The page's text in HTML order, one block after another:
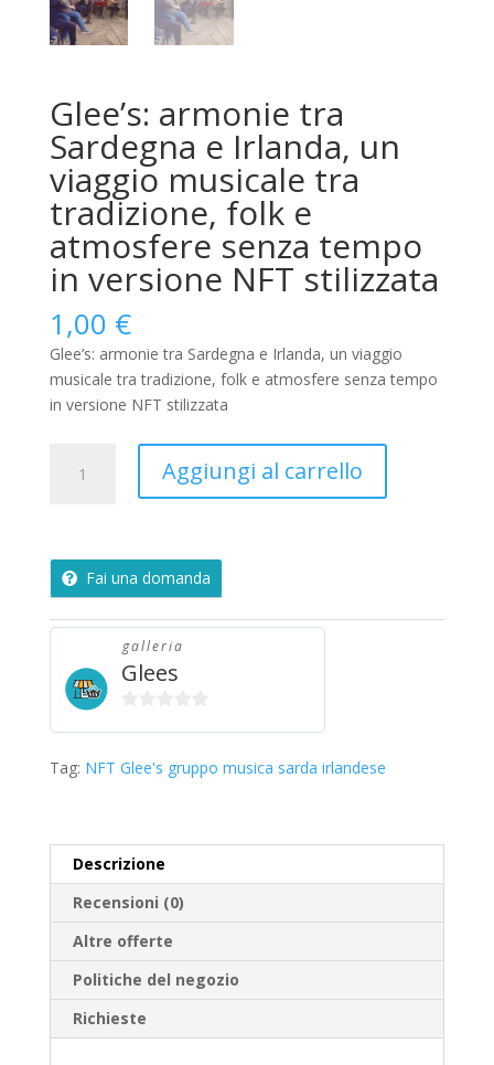
Glee’s: armonie tra
Sardegna e Irlanda, un
viaggio musicale tra
tradizione, folk e
atmosfere senza tempo
in versione NFT stilizzata
1,00 €
Glee’s: armonie tra Sardegna e Irlanda, un viaggio
musicale tra tradizione, folk e atmosfere senza tempo
in versione NFT stilizzata
armonie
e
Irlanda,
viaggio
tra
tradizione,
folk
e
atmosfere
versione
NFT
stilizzata
quantità
Aggiungi al carrello
Fai una domanda
galleria
Glees
u
Tag: NFT Glee's gruppo musica sarda irlandese
Descrizione
Recensioni (0)
Altre offerte
Politiche del negozio
Richieste